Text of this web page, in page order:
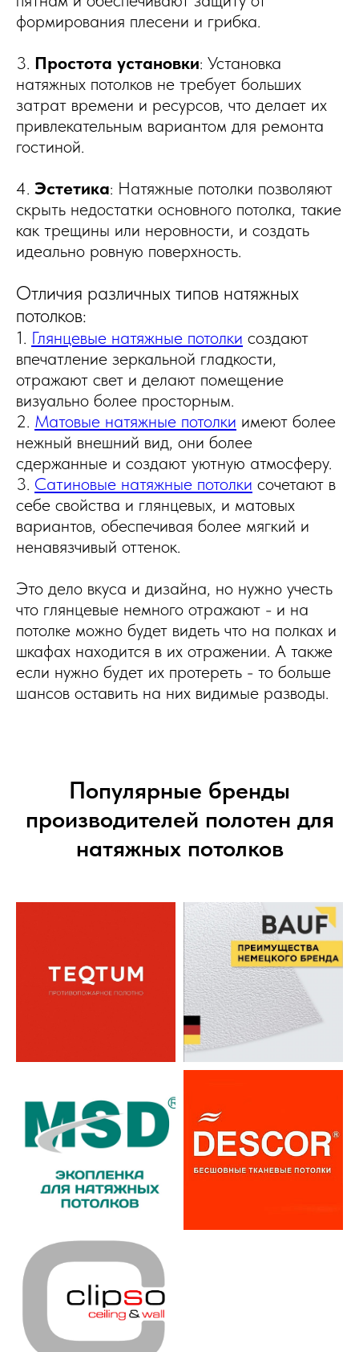
формирования плесени и грибка.
3. Простота установки: Установка
натяжных потолков не требует больших
затрат времени и ресурсов, что делает их
привлекательным вариантом для ремонта
гостиной.
4. Эстетика: Натяжные потолки позволяют
скрыть недостатки основного потолка, такие
как трещины или неровности, и создать
идеально ровную поверхность.
Отличия различных типов натяжных
потолков:
1. Глянцевые натяжные потолки создают
впечатление зеркальной гладкости,
отражают свет и делают помещение
визуально более просторным.
2. Матовые натяжные потолки имеют более
нежный внешний вид, они более
сдержанные и создают уютную атмосферу.
3. Сатиновые натяжные потолки сочетают в
себе свойства и глянцевых, и матовых
вариантов, обеспечивая более мягкий и
ненавязчивый оттенок.
Это дело вкуса и дизайна, но нужно учесть
что глянцевые немного отражают - и на
потолке можно будет видеть что на полках и
шкафах находится в их отражении. А также
если нужно будет их протереть - то больше
шансов оставить на них видимые разводы.
Популярные бренды
производителей полотен для
натяжных потолков